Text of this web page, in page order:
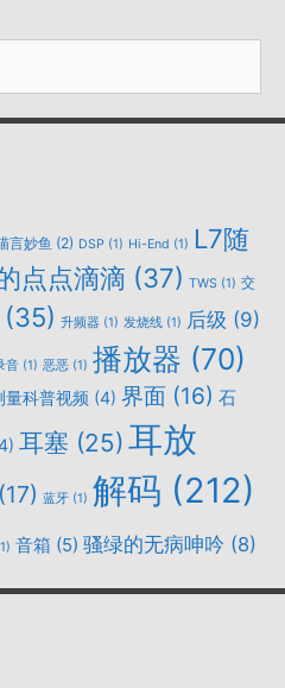
言妙鱼 (2) DSP (1) Hi-End (1) L7随
点点滴滴 (37) TWS (1) 交
(35) 升频器 (1) 发烧线 (1) 后级 (9)
音 (1) 恶恶 (1) 播放器 (70)
量科普视频 (4) 界面 (16) 石
耳塞 (25) 耳放
(17) 蓝牙 (1) 解码 (212)
音箱 (5) 骚绿的无病呻吟 (8)